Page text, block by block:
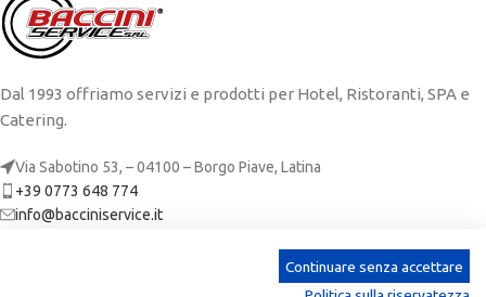
Dal 1993 offriamo servizi e prodotti per Hotel, Ristoranti, SPA e
Catering.
Via Sabotino 53, – 04100 – Borgo Piave, Latina
+39 0773 648 774
info@bacciniservice.it
Continuare senza accettare